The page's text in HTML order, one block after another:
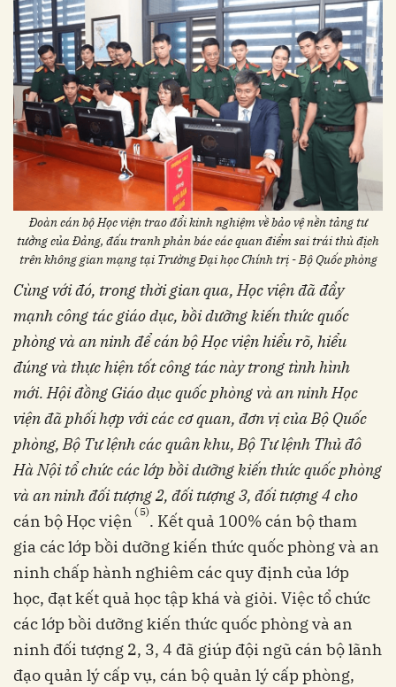
Đoàn cán bộ Học viện trao đổi kinh nghiệm về bảo vệ nền tảng tư
tưởng của Đảng, đấu tranh phản bác các quan điểm sai trái thù địch
trên không gian mạng tại Trường Đại học Chính trị - Bộ Quốc phòng
Cùng với đó, trong thời gian qua, Học viện đã đẩy
mạnh công tác giáo dục, bồi dưỡng kiến thức quốc
phòng và an ninh để cán bộ Học viện hiểu rõ, hiểu
đúng và thực hiện tốt công tác này trong tình hình
mới. Hội đồng Giáo dục quốc phòng và an ninh Học
viện đã phối hợp với các cơ quan, đơn vị của Bộ Quốc
phòng, Bộ Tư lệnh các quân khu, Bộ Tư lệnh Thủ đô
Hà Nội tổ chức các lớp bồi dưỡng kiến thức quốc phòng
và an ninh đối tượng 2, đối tượng 3, đối tượng 4 cho
cán bộ Học viện ( 5). Kết quả 100% cán bộ tham
gia các lớp bồi dưỡng kiến thức quốc phòng và an
ninh chấp hành nghiêm các quy định của lớp
học, đạt kết quả học tập khá và giỏi. Việc tổ chức
các lớp bồi dưỡng kiến thức quốc phòng và an
ninh đối tượng 2, 3, 4 đã giúp đội ngũ cán bộ lãnh
đạo quản lý cấp vụ, cán bộ quản lý cấp phòng,